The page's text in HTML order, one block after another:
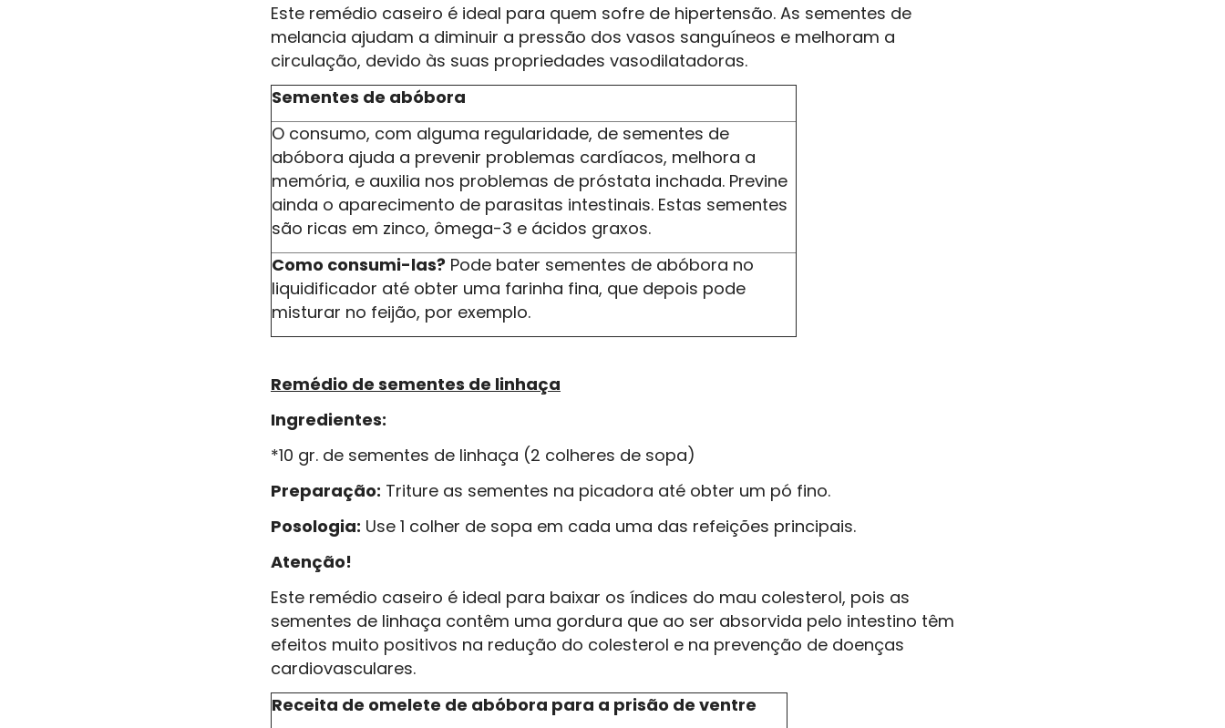
Este remédio caseiro é ideal para quem sofre de hipertensão. As sementes de
melancia ajudam a diminuir a pressão dos vasos sanguíneos e melhoram a
circulação, devido às suas propriedades vasodilatadoras.
Sementes de abóbora
O consumo, com alguma regularidade, de sementes de
abóbora ajuda a prevenir problemas cardíacos, melhora a
memória, e auxilia nos problemas de próstata inchada. Previne
ainda o aparecimento de parasitas intestinais. Estas sementes
são ricas em zinco, ômega-3 e ácidos graxos.
Como consumi-las? Pode bater sementes de abóbora no
liquidificador até obter uma farinha fina, que depois pode
misturar no feijão, por exemplo.
Remédio de sementes de linhaça
Ingredientes:
*10 gr. de sementes de linhaça (2 colheres de sopa)
Preparação: Triture as sementes na picadora até obter um pó fino.
Posologia: Use 1 colher de sopa em cada uma das refeições principais.
Atenção!
Este remédio caseiro é ideal para baixar os índices do mau colesterol, pois as
sementes de linhaça contêm uma gordura que ao ser absorvida pelo intestino têm
efeitos muito positivos na redução do colesterol e na prevenção de doenças
cardiovasculares.
Receita de omelete de abóbora para a prisão de ventre